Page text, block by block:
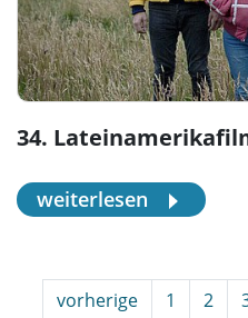
34.
weiterlesen
vorherige 1 2